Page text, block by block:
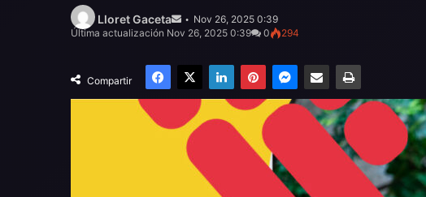
Lloret Gaceta
emailNov 26, 2025 0:39
Última actualización Nov 26, 2025 0:39
0 294
Compartir
Facebook
X LinkedInPinterestMessenger
Compartir por email Imprimir